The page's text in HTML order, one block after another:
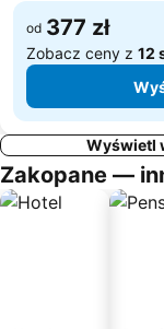
od 377 zł
Zobacz ceny z 12
Wyświetl
Zakopane —